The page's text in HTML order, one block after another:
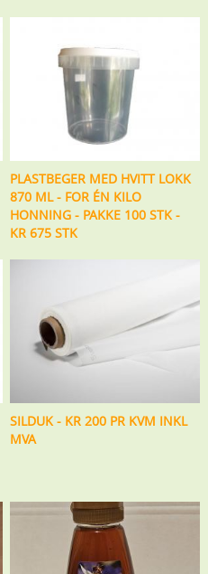
PLASTBEGER MED HVITT LOKK
870 ML - FOR ÉN KILO
HONNING - PAKKE 100 STK -
KR 675 STK
SILDUK - KR 200 PR KVM INKL
MVA